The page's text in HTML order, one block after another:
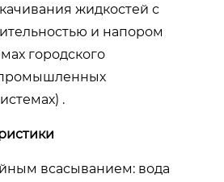
жидкостей с
и напором
городского
.
всасыванием: вода